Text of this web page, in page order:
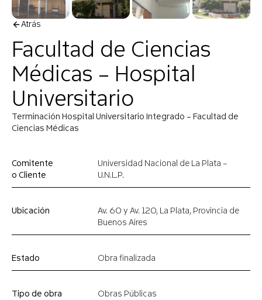
Atrás
Facultad de Ciencias
Médicas – Hospital
Universitario
Terminación Hospital Universitario Integrado – Facultad de
Ciencias Médicas
Comitente
o Cliente
Universidad Nacional de La Plata –
U.N.L.P.
Ubicación
Av. 60 y Av. 120, La Plata, Provincia de
Buenos Aires
Estado Obra finalizada
Tipo de obra Obras Públicas